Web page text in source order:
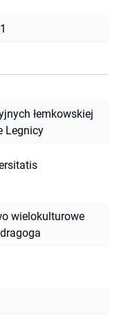
łemkowskiej
Legnicy
wielokulturowe